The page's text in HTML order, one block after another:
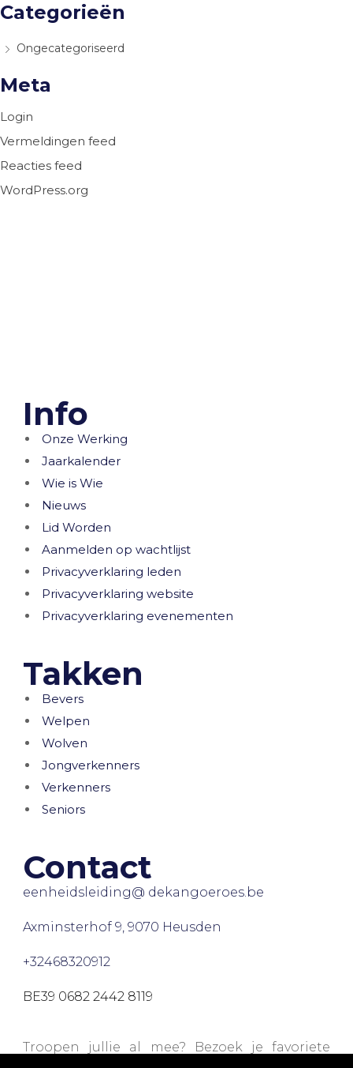
Categorieën
Ongecategoriseerd
Meta
Login
Vermeldingen feed
Reacties feed
WordPress.org
Info
Onze Werking
Jaarkalender
Wie is Wie
Nieuws
Lid Worden
Aanmelden op wachtlijst
Privacyverklaring leden
Privacyverklaring website
Privacyverklaring evenementen
Takken
Bevers
Welpen
Wolven
Jongverkenners
Verkenners
Seniors
Contact
eenheidsleiding@ dekangoeroes.be
Axminsterhof 9, 9070 Heusden
+32468320912
BE39 0682 2442 8119
Troopen jullie al mee? Bezoek je favoriete